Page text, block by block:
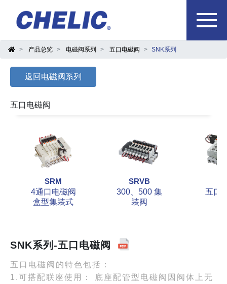
产品总览 电磁阀系列 五口电磁阀 SNK系列
返回电磁阀系列
五口电磁阀
SRM
4通口电磁阀
盒型集装式
SRVB
300、500 集
装阀
五口
SNK系列-五口电磁阀
五口电磁阀的特色包括：
1.可搭配联座使用： 底座配管型电磁阀因阀体上无